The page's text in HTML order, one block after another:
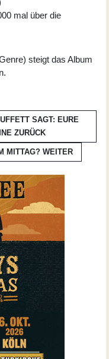
mal über die
steigt das Album
SAGT: EURE
ZURÜCK
MITTAG? WEITER